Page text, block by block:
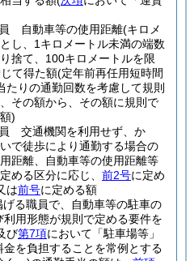
自動車等の使用距離(キロメ
し、1キロメートル未満の端数
捨て、100キロメートルを限
て得た額(定年前再任用短時間
りの通勤回数を考慮して規則
その額から、その額に規則で
)
交通機関を利用せず、か
で徒歩により通勤する場合の
距離、自動車等の使用距離等
める区分に応じ、 前2号に定め
は前号に定める額
げる職員で、自動車等の駐車の
用形態が規則で定める要件を
び第7項において「駐車場等」
金を負担することを常例とする